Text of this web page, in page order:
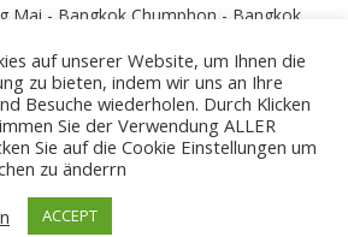
Mai - Bangkok Chumphon - Bangkok
auf unserer Website, um Ihnen die
zu bieten, indem wir uns an Ihre
Besuche wiederholen. Durch Klicken
Sie der Verwendung ALLER
Sie auf die Cookie Einstellungen um
zu änderrn
ACCEPT